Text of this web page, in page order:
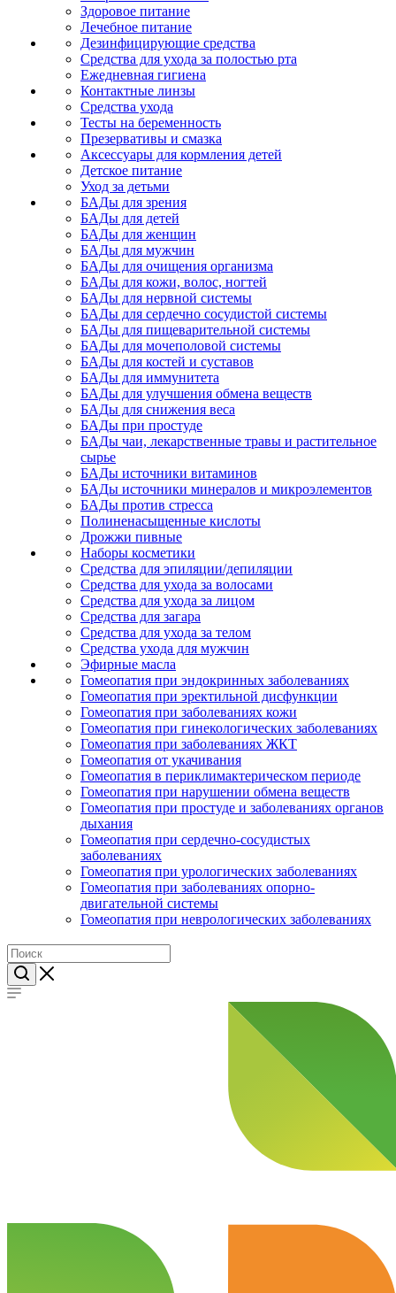
Здоровое питание
Лечебное питание
Дезинфицирующие средства
Средства для ухода за полостью рта
Ежедневная гигиена
Контактные линзы
Средства ухода
Тесты на беременность
Презервативы и смазка
Аксессуары для кормления детей
Детское питание
Уход за детьми
БАДы для зрения
БАДы для детей
БАДы для женщин
БАДы для мужчин
БАДы для очищения организма
БАДы для кожи, волос, ногтей
БАДы для нервной системы
БАДы для сердечно сосудистой системы
БАДы для пищеварительной системы
БАДы для мочеполовой системы
БАДы для костей и суставов
БАДы для иммунитета
БАДы для улучшения обмена веществ
БАДы для снижения веса
БАДы при простуде
БАДы чаи, лекарственные травы и растительное
сырье
БАДы источники витаминов
БАДы источники минералов и микроэлементов
БАДы против стресса
Полиненасыщенные кислоты
Дрожжи пивные
Наборы косметики
Средства для эпиляции/депиляции
Средства для ухода за волосами
Средства для ухода за лицом
Средства для загара
Средства для ухода за телом
Средства ухода для мужчин
Эфирные масла
Гомеопатия при эндокринных заболеваниях
Гомеопатия при эректильной дисфункции
Гомеопатия при заболеваниях кожи
Гомеопатия при гинекологических заболеваниях
Гомеопатия при заболеваниях ЖКТ
Гомеопатия от укачивания
Гомеопатия в периклимактерическом периоде
Гомеопатия при нарушении обмена веществ
Гомеопатия при простуде и заболеваниях органов
дыхания
Гомеопатия при сердечно-сосудистых
заболеваниях
Гомеопатия при урологических заболеваниях
Гомеопатия при заболеваниях опорно-
двигательной системы
Гомеопатия при неврологических заболеваниях